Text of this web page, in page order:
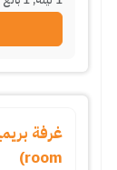
room)